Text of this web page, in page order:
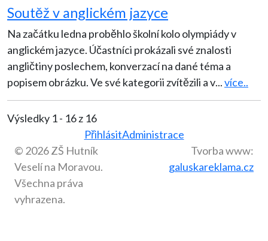
Soutěž v anglickém jazyce
Na začátku ledna proběhlo školní kolo olympiády v
anglickém jazyce. Účastníci prokázali své znalosti
angličtiny poslechem, konverzací na dané téma a
popisem obrázku. Ve své kategorii zvítězili a v...více..
Výsledky 1 - 16 z 16
PřihlásitAdministrace
© 2026 ZŠ Hutník
Veselí na Moravou.
Všechna práva
vyhrazena.
Tvorba www:
galuskareklama.cz